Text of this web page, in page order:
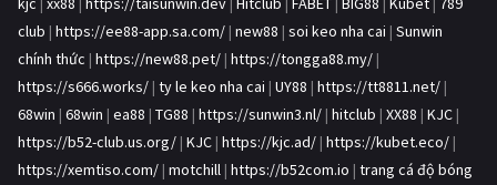
club | https://ee88-app.sa.com/ | new88 | soi keo nha cai | Sunwin
chính thức | https://new88.pet/ | https://tongga88.my/ |
https://s666.works/ | ty le keo nha cai | UY88 | https://tt8811.net/ |
68win | 68win | ea88 | TG88 | https://sunwin3.nl/ | hitclub | XX88 | KJC |
https://b52-club.us.org/ | KJC | https://kjc.ad/ | https://kubet.eco/ |
https://xemtiso.com/ | motchill | https://b52com.io | trang cá độ bóng